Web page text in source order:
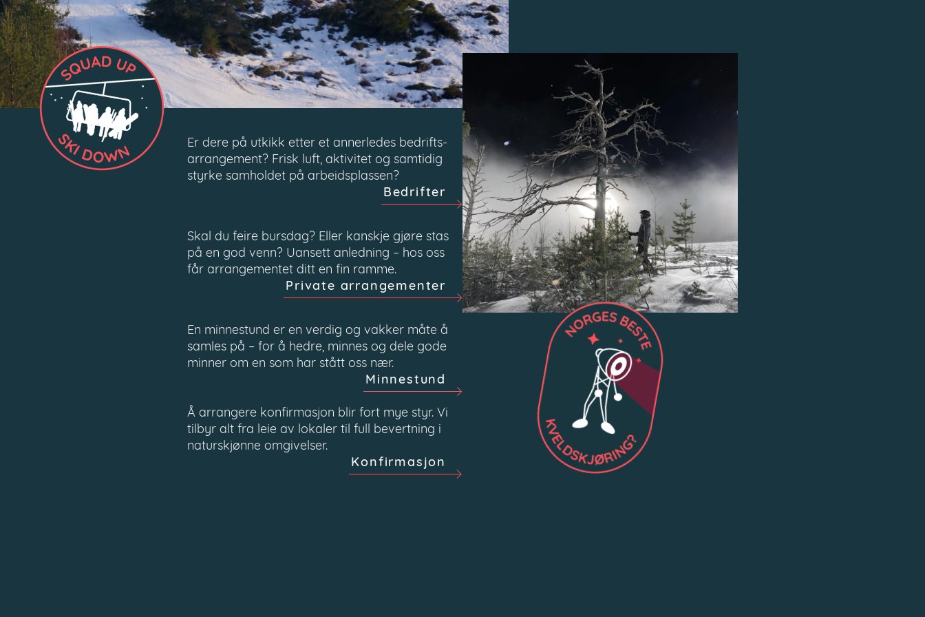
Er dere på utkikk etter et annerledes bedrifts­
arrangement? Frisk luft, aktivitet og samtidig
styrke samholdet på arbeidsplassen?
Bedrifter
Skal du feire bursdag? Eller kanskje gjøre stas
på en god venn? Uansett anledning – hos oss
får arrangementet ditt en fin ramme.
Private arrangementer
En minnestund er en verdig og vakker måte å
samles på – for å hedre, minnes og dele gode
minner om en som har stått oss nær.
Minnestund
Å arrangere konfirmasjon blir fort mye styr. Vi
tilbyr alt fra leie av lokaler til full bevertning i
naturskjønne omgivelser.
Konfirmasjon